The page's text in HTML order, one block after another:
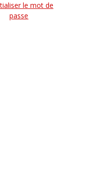
le mot de
passe